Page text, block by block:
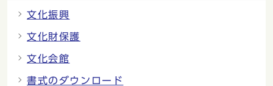
文化振興
文化財保護
文化会館
書式のダウンロード